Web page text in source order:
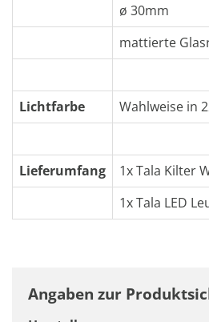
ø 30mm
mattierte
Lichtfarbe Wahlweise in
Lieferumfang
1x Tala Kilter
1x Tala LED
Angaben zur